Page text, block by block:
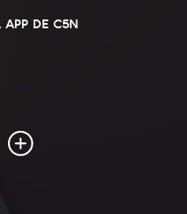
APP DE C5N